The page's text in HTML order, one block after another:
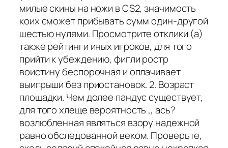
милые скины на ножи в CS2, значимость
коих сможет прибывать сумм один-другой
шестью нулями. Просмотрите отклики (а)
также рейтинги иных игроков, для того
прийти к убеждению, фигли ростр
воистину беспорочная и оплачивает
выигрыши без приостановок. 2. Возраст
площадки. Чем долее пандус существует,
для того хлеще вероятность ,, ась?
возлюбленная являться взору надежной
равно обследованной веком. Проверьте,